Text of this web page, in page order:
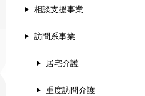
相談支援事業
訪問系事業
居宅介護
重度訪問介護